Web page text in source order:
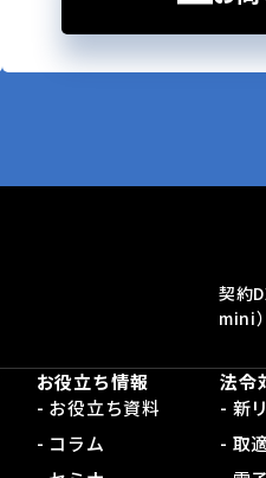
契約
mini）
お役立ち情報
- お役立ち資料
- コラム
法令
- 新
- 取